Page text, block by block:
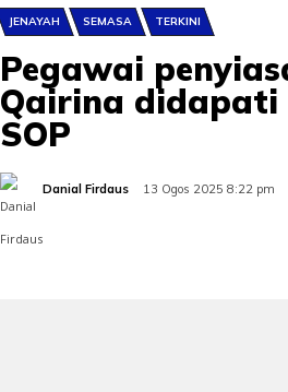
JENAYAH SEMASA TERKINI
Pegawai
Qairina
SOP
Danial Firdaus 13 Ogos 2025 8:22 pm